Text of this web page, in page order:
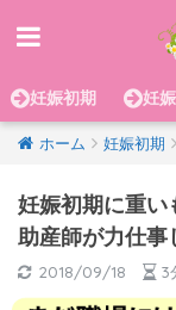
妊娠初期 妊
ホーム 妊娠初期
妊娠初期に重い
助産師が力仕事
2018/09/18 3